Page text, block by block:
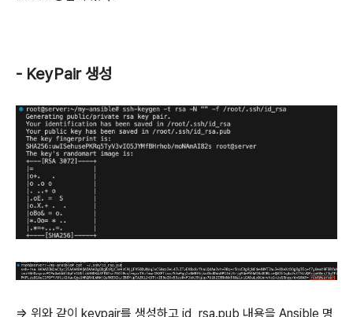
- KeyPair 생성
=> 위와 같이 keypair를 생성하고 id_rsa.pub 내용을 Ansible 명